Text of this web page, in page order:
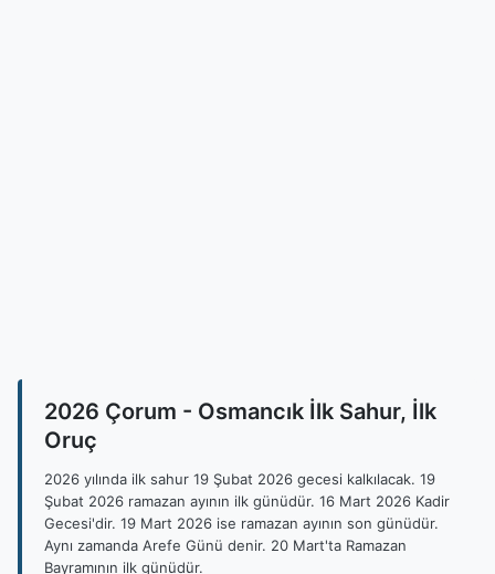
2026 Çorum - Osmancık İlk Sahur, İlk
Oruç
2026 yılında ilk sahur 19 Şubat 2026 gecesi kalkılacak. 19
Şubat 2026 ramazan ayının ilk günüdür. 16 Mart 2026 Kadir
Gecesi'dir. 19 Mart 2026 ise ramazan ayının son günüdür.
Aynı zamanda Arefe Günü denir. 20 Mart'ta Ramazan
Bayramının ilk günüdür.